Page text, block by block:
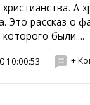
А
Это рассказ о
были....
10:00:53 +